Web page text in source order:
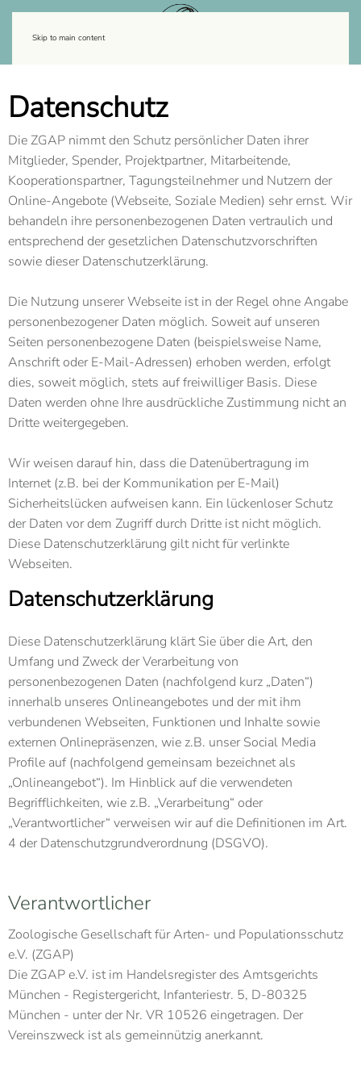
Skip to main content
Datenschutz
Die ZGAP nimmt den Schutz persönlicher Daten ihrer
Mitglieder, Spender, Projektpartner, Mitarbeitende,
Kooperationspartner, Tagungsteilnehmer und Nutzern der
Online-Angebote (Webseite, Soziale Medien) sehr ernst. Wir
behandeln ihre personenbezogenen Daten vertraulich und
entsprechend der gesetzlichen Datenschutzvorschriften
sowie dieser Datenschutzerklärung.
Die Nutzung unserer Webseite ist in der Regel ohne Angabe
personenbezogener Daten möglich. Soweit auf unseren
Seiten personenbezogene Daten (beispielsweise Name,
Anschrift oder E-Mail-Adressen) erhoben werden, erfolgt
dies, soweit möglich, stets auf freiwilliger Basis. Diese
Daten werden ohne Ihre ausdrückliche Zustimmung nicht an
Dritte weitergegeben.
Wir weisen darauf hin, dass die Datenübertragung im
Internet (z.B. bei der Kommunikation per E-Mail)
Sicherheitslücken aufweisen kann. Ein lückenloser Schutz
der Daten vor dem Zugriff durch Dritte ist nicht möglich.
Diese Datenschutzerklärung gilt nicht für verlinkte
Webseiten.
Datenschutzerklärung
Diese Datenschutzerklärung klärt Sie über die Art, den
Umfang und Zweck der Verarbeitung von
personenbezogenen Daten (nachfolgend kurz „Daten“)
innerhalb unseres Onlineangebotes und der mit ihm
verbundenen Webseiten, Funktionen und Inhalte sowie
externen Onlinepräsenzen, wie z.B. unser Social Media
Profile auf (nachfolgend gemeinsam bezeichnet als
„Onlineangebot“). Im Hinblick auf die verwendeten
Begrifflichkeiten, wie z.B. „Verarbeitung“ oder
„Verantwortlicher“ verweisen wir auf die Definitionen im Art.
4 der Datenschutzgrundverordnung (DSGVO).
Verantwortlicher
Zoologische Gesellschaft für Arten- und Populationsschutz
e.V. (ZGAP)
Die ZGAP e.V. ist im Handelsregister des Amtsgerichts
München - Registergericht, Infanteriestr. 5, D-80325
München - unter der Nr. VR 10526 eingetragen. Der
Vereinszweck ist als gemeinnützig anerkannt.